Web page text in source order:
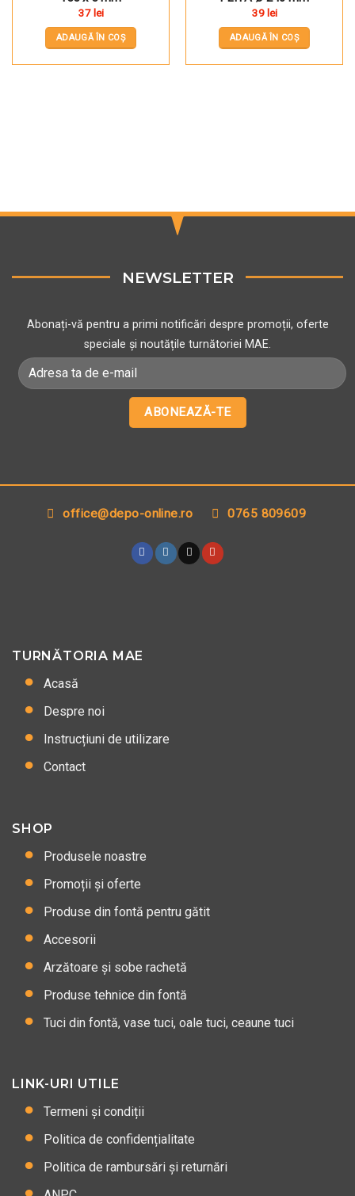
37 lei
ADAUGĂ ÎN COȘ
39 lei
ADAUGĂ ÎN COȘ
NEWSLETTER
Abonați-vă pentru a primi notificări despre promoții, oferte
speciale și noutățile turnătoriei MAE.
office@depo-online.ro 0765 809609
TURNĂTORIA MAE
Acasă
Despre noi
Instrucțiuni de utilizare
Contact
SHOP
Produsele noastre
Promoții și oferte
Produse din fontă pentru gătit
Accesorii
Arzătoare și sobe rachetă
Produse tehnice din fontă
Tuci din fontă, vase tuci, oale tuci, ceaune tuci
LINK-URI UTILE
Termeni și condiții
Politica de confidențialitate
Politica de rambursări și returnări